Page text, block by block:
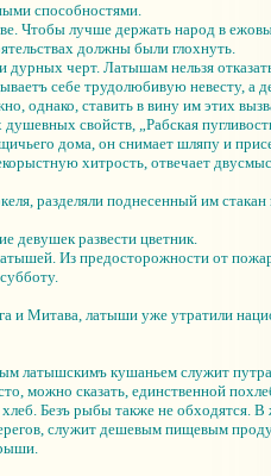
способностями.
Чтобы лучше держать народ в
должны были глохнуть.
дурных черт. Латышам нельзя
себе трудолюбивую невесту, а
однако, ставить в вину им этих
свойств, „Рабская
дома, он снимает шляпу и
хитрость, отвечает
разделяли поднесенный им стакан
девушек развести цветник.
Из предосторожности от
и Митава, латыши уже утратили
латышскимъ кушаньем служит
можно сказать, единственной
Безъ рыбы также не обходятся.
служит дешевым пищевым